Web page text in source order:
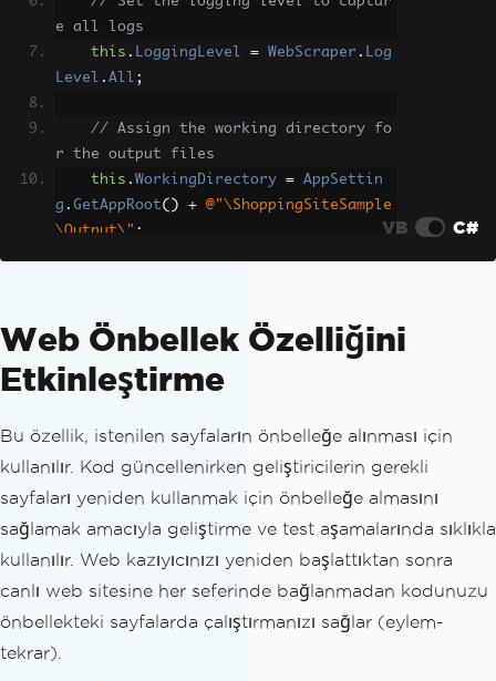
e all logs
this . LoggingLevel = WebScraper . Log
Level . All ;
// Assign the working directory fo
r the output files
this . WorkingDirectory =
AppSettin
g . GetAppRoot() +
@"\ShoppingSiteSample
\Output\" ;
HttpIdentity
identity = new
HttpId
ssword for authentication
    identity
NetworkUsername =
"userna
NetworkPassword "pwd"
// Add the identity to the collect
ion of identities
Identities
. identity
VB C#
Web Önbellek Özelliğini
Etkinleştirme
Bu özellik, istenilen sayfaların önbelleğe alınması için
kullanılır. Kod güncellenirken geliştiricilerin gerekli
sayfaları yeniden kullanmak için önbelleğe almasını
sağlamak amacıyla geliştirme ve test aşamalarında sıklıkla
kullanılır. Web kazıyıcınızı yeniden başlattıktan sonra
canlı web sitesine her seferinde bağlanmadan kodunuzu
önbellekteki sayfalarda çalıştırmanızı sağlar (eylem-
tekrar).